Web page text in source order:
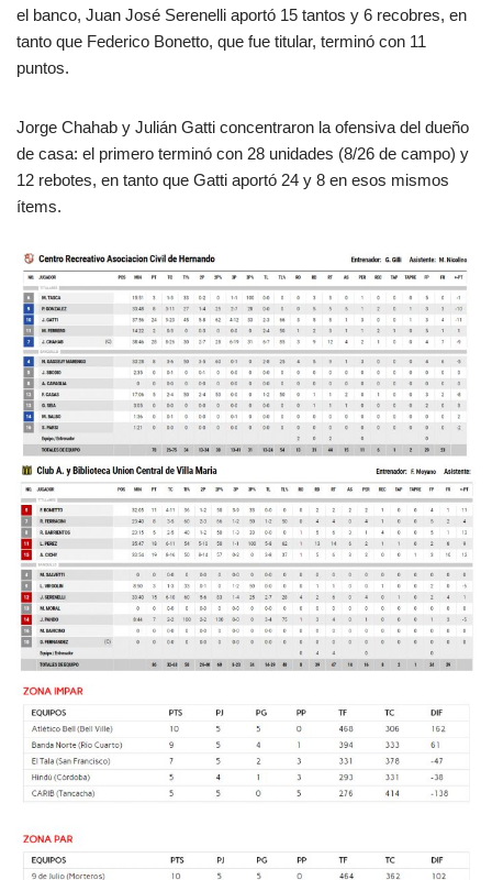
el banco, Juan José Serenelli aportó 15 tantos y 6 recobres, en
tanto que Federico Bonetto, que fue titular, terminó con 11
puntos.
Jorge Chahab y Julián Gatti concentraron la ofensiva del dueño
de casa: el primero terminó con 28 unidades (8/26 de campo) y
12 rebotes, en tanto que Gatti aportó 24 y 8 en esos mismos
ítems.